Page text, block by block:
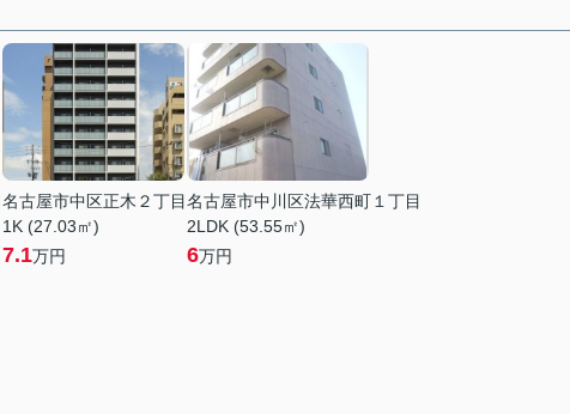
名古屋市中区正木２丁目
1K (27.03㎡)
7.1万円
名古屋市中川区法華西町１丁目
2LDK (53.55㎡)
6万円